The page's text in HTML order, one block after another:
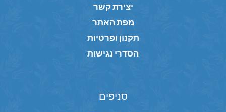
יצירת קשר
מפת האתר
תקנון ופרטיות
הסדרי נגישות
סניפים